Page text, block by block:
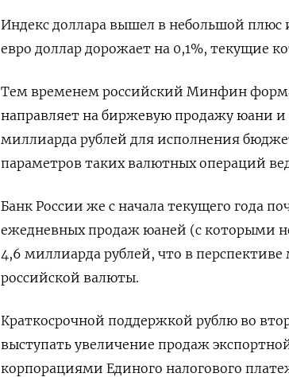
Индекс доллара вышел в небольшой плюс
евро доллар дорожает на 0,1%, текущие
Тем временем российский Минфин
направляет на ‍биржевую продажу юани
миллиарда рублей для исполнения
параметров таких валютных операций
Банк России же с начала текущего года
ежедневных продаж юаней (с которыми
4,6 миллиарда рублей, что в
российской валюты.
Краткосрочной поддержкой рублю во
выступать увеличение продаж
корпорациями Единого налогового